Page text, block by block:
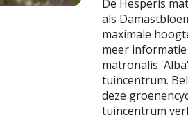
De Hesperis
als
maximale
meer
matronalis
tuincentrum.
deze
tuincentrum